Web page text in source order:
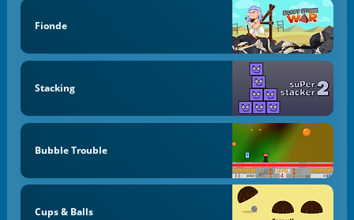
Fionde
Stacking
Bubble Trouble
Cups & Balls